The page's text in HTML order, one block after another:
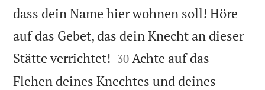
dass dein Name hier wohnen soll! Höre
auf das Gebet, das dein Knecht an dieser
Stätte verrichtet! 

30 Achte auf das
Flehen deines Knechtes und deines